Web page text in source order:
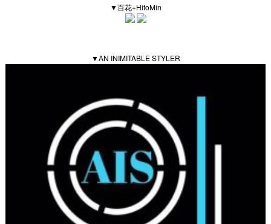
▼百花+HitoMin
▼AN INIMITABLE STYLER